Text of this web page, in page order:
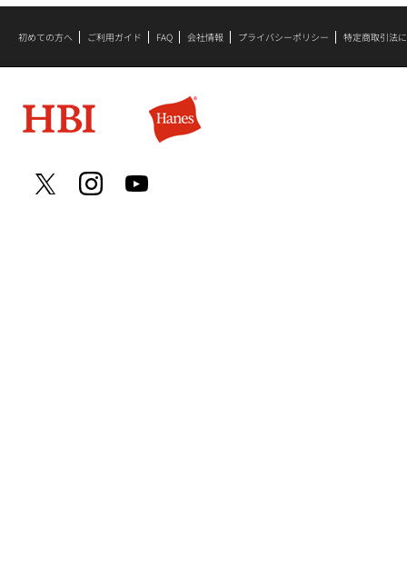
初めての方へ ご利用ガイド FAQ 会社情報 プライバシーポリシー 特定商取引法